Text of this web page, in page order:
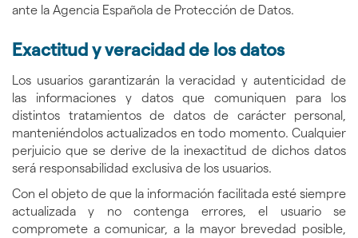
ante la Agencia Española de Protección de Datos.
Exactitud y veracidad de los datos
Los usuarios garantizarán la veracidad y autenticidad de
las informaciones y datos que comuniquen para los
distintos tratamientos de datos de carácter personal,
manteniéndolos actualizados en todo momento. Cualquier
perjuicio que se derive de la inexactitud de dichos datos
será responsabilidad exclusiva de los usuarios.
Con el objeto de que la información facilitada esté siempre
actualizada y no contenga errores, el usuario se
compromete a comunicar, a la mayor brevedad posible,